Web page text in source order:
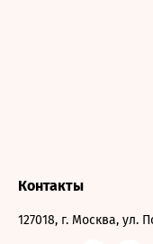
Контакты
127018, г. Москва, ул.